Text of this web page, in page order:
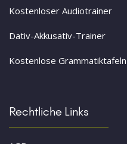
Kostenloser Audiotrainer
Dativ-Akkusativ-Trainer
Kostenlose Grammatiktafeln
Rechtliche Links